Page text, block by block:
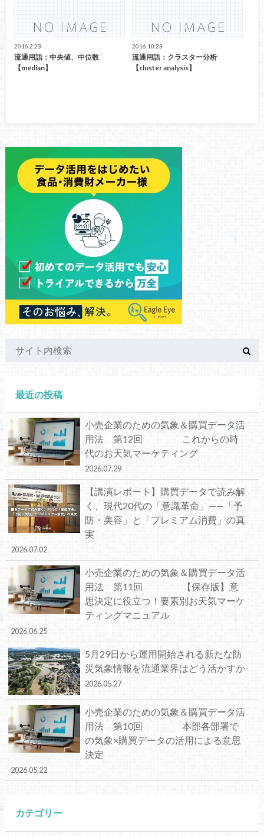
2016.2.23
流通用語：中央値、中位数
【median】
2016.10.23
流通用語：クラスター分析
【cluster analysis】
最近の投稿
小売企業のための気象＆購買データ活
用法 第12回 これからの時
代のお天気マーケティング
2026.07.29
【講演レポート】購買データで読み解
く、現代20代の「意識革命」——「予
防・美容」と「プレミアム消費」の真
実
2026.07.02
小売企業のための気象＆購買データ活
用法 第11回 【保存版】意
思決定に役立つ！要素別お天気マーケ
ティングマニュアル
2026.06.25
5月29日から運用開始される新たな防
災気象情報を流通業界はどう活かすか
2026.05.27
小売企業のための気象＆購買データ活
用法 第10回 本部各部署で
の気象×購買データの活用による意思
決定
2026.05.22
カテゴリー